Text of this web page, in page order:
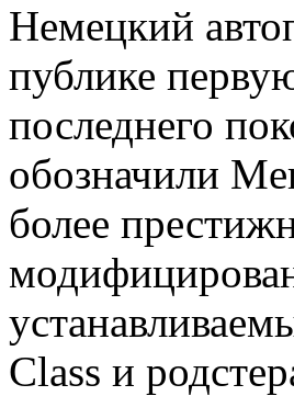
Немецкий
публике
последнего
обозначили
более
Class и